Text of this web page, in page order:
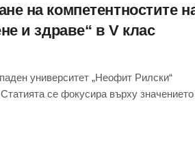
на компетентностите
и здраве“ в V клас
университет „Неофит Рилски“
се фокусира върху